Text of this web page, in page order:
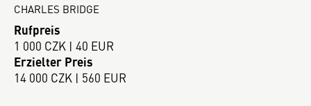
CHARLES BRIDGE
Rufpreis
1 000 CZK | 40 EUR
Erzielter Preis
14 000 CZK | 560 EUR